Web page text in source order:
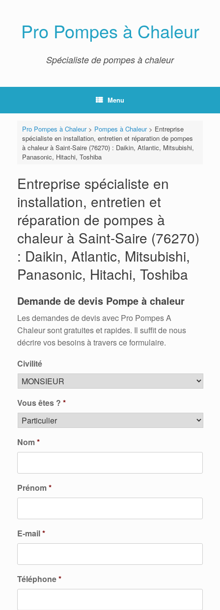
Pro Pompes à Chaleur
Spécialiste de pompes à chaleur
Menu
Pro Pompes à Chaleur> Pompes à Chaleur> Entreprise
spécialiste en installation, entretien et réparation de pompes
à chaleur à Saint-Saire (76270) : Daikin, Atlantic, Mitsubishi,
Panasonic, Hitachi, Toshiba
Entreprise spécialiste en
installation, entretien et
réparation de pompes à
chaleur à Saint-Saire (76270)
: Daikin, Atlantic, Mitsubishi,
Panasonic, Hitachi, Toshiba
Demande de devis Pompe à chaleur
Les demandes de devis avec Pro Pompes A
Chaleur sont gratuites et rapides. Il suffit de nous
décrire vos besoins à travers ce formulaire.
Civilité
Vous êtes ? *
Nom*
Prénom*
E-mail*
Téléphone*